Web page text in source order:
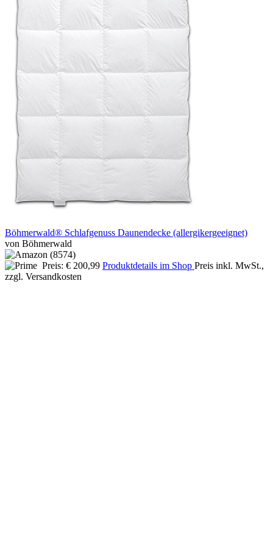
Böhmerwald® Schlafgenuss Daunendecke (allergikergeeignet)
von Böhmerwald
Preis: € 200,99 Produktdetails im Shop Preis inkl. MwSt.,
zzgl. Versandkosten